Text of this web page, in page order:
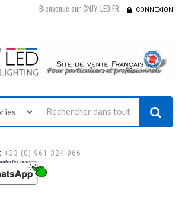
Bienvenue sur CNJY-LED.FR CONNEXION
+33 (0) 961 324 966